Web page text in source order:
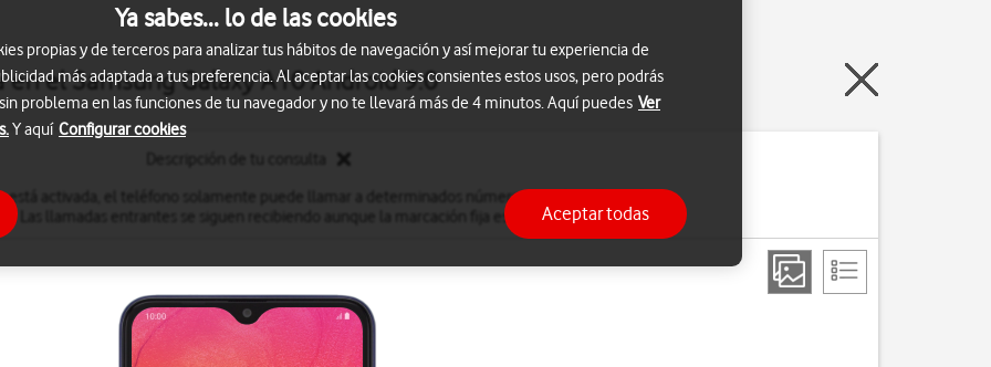
el Samsung Galaxy A10 Android 9.0
está activada, el teléfono solamente puede llamar a determinados números y realizar llamadas
Las llamadas entrantes se siguen recibiendo aunque la marcación fija esté activada.
Ya sabes... lo de las cookies
propias y de terceros para analizar tus hábitos de navegación y así mejorar tu experiencia de
más adaptada a tus preferencia. Al aceptar las cookies consientes estos usos, pero podrás
problema en las funciones de tu navegador y no te llevará más de 4 minutos. Aquí puedes Ver
Y aquí Configurar cookies
Aceptar todas